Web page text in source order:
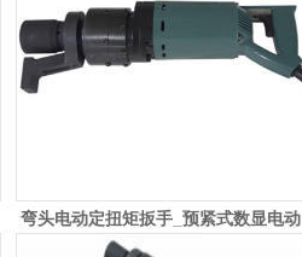
弯头电动定扭矩扳手_预紧式数显电动